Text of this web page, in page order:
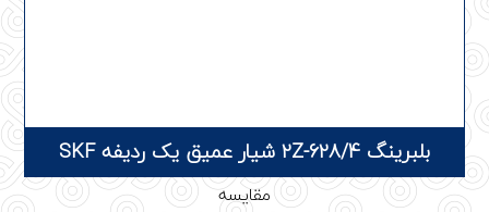
بلبرینگ 628/4-2Z شیار عمیق یک ردیفه SKF
مقایسه